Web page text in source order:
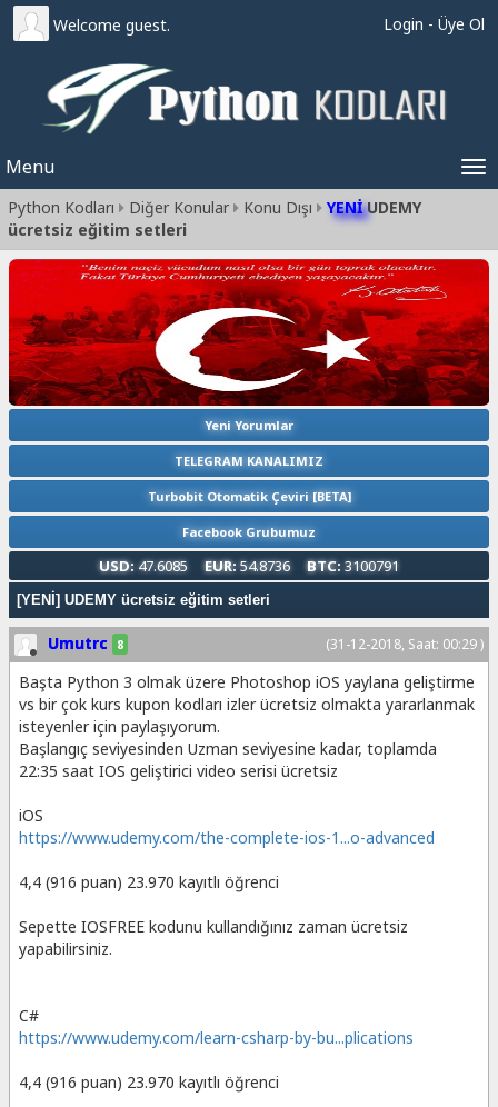
Welcome guest. Login - Üye Ol
Menu
Python Kodları Diğer Konular Konu Dışı YENİUDEMY
ücretsiz eğitim setleri
Yeni Yorumlar
TELEGRAM KANALIMIZ
Turbobit Otomatik Çeviri [BETA]
Facebook Grubumuz
USD: 47.6085 EUR:54.8736 BTC: 3100791
[YENİ] UDEMY ücretsiz eğitim setleri
(31-12-2018, Saat: 00:29 )
Umutrc 8
Başta Python 3 olmak üzere Photoshop iOS yaylana geliştirme
vs bir çok kurs kupon kodları izler ücretsiz olmakta yararlanmak
isteyenler için paylaşıyorum.
Başlangıç seviyesinden Uzman seviyesine kadar, toplamda
22:35 saat IOS geliştirici video serisi ücretsiz
iOS
https://www.udemy.com/the-complete-ios-1...o-advanced
4,4 (916 puan) 23.970 kayıtlı öğrenci
Sepette IOSFREE kodunu kullandığınız zaman ücretsiz
yapabilirsiniz.
C#
https://www.udemy.com/learn-csharp-by-bu...plications
4,4 (916 puan) 23.970 kayıtlı öğrenci